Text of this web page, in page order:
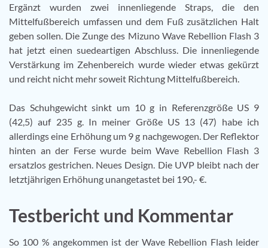
Ergänzt wurden zwei innenliegende Straps, die den
Mittelfußbereich umfassen und dem Fuß zusätzlichen Halt
geben sollen. Die Zunge des Mizuno Wave Rebellion Flash 3
hat jetzt einen suedeartigen Abschluss. Die innenliegende
Verstärkung im Zehenbereich wurde wieder etwas gekürzt
und reicht nicht mehr soweit Richtung Mittelfußbereich.
Das Schuhgewicht sinkt um 10 g in Referenzgröße US 9
(42,5) auf 235 g. In meiner Größe US 13 (47) habe ich
allerdings eine Erhöhung um 9 g nachgewogen. Der Reflektor
hinten an der Ferse wurde beim Wave Rebellion Flash 3
ersatzlos gestrichen. Neues Design. Die UVP bleibt nach der
letztjährigen Erhöhung unangetastet bei 190,- €.
Testbericht und Kommentar
So 100 % angekommen ist der Wave Rebellion Flash leider